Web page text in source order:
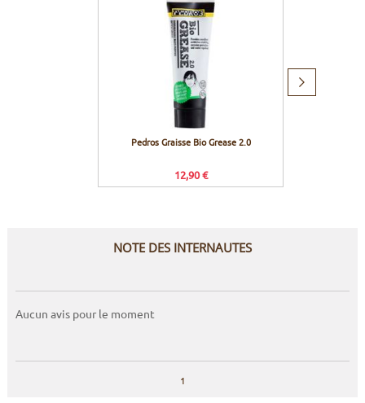
Pedros Graisse Bio Grease 2.0
12,90 €
Produit
NOTE DES INTERNAUTES
Aucun avis pour le moment
1